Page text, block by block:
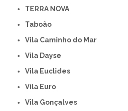
TERRA NOVA
Taboão
Vila Caminho do Mar
Vila Dayse
Vila Euclides
Vila Euro
Vila Gonçalves